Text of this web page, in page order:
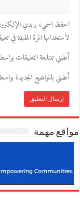
احفظ اسمي، بريدي
لاستخدامها المرة المقبلة في
أعلمني بمتابعة التعليقات
أعلمني بالمواضيع الجديدة
مواقع مهمة